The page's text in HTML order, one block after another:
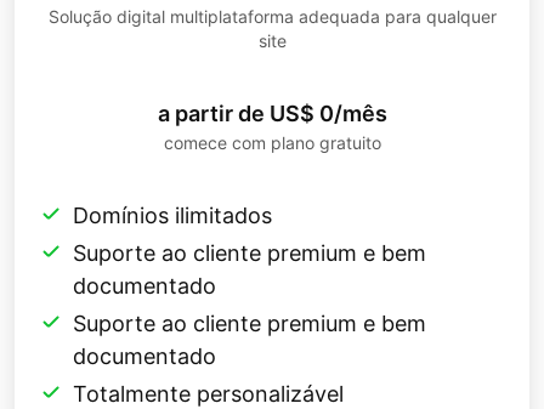
Solução digital multiplataforma adequada para qualquer
site
a partir de US$ 0/mês
comece com plano gratuito
Domínios ilimitados
Suporte ao cliente premium e bem
documentado
Suporte ao cliente premium e bem
documentado
Totalmente personalizável